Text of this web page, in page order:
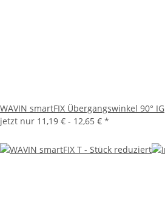
WAVIN smartFIX Übergangswinkel 90° IG
jetzt nur 11,19 € - 12,65 € *